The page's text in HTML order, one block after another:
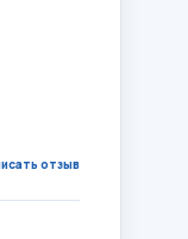
отзыв